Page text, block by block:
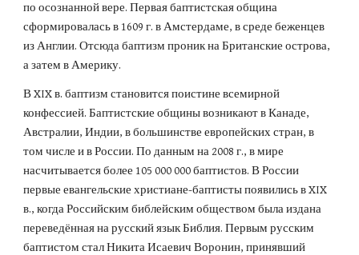
по осознанной вере. Первая баптистская община
сформировалась в 1609 г. в Амстердаме, в среде беженцев
из Англии. Отсюда баптизм проник на Британские острова,
а затем в Америку.
В XIX в. баптизм становится поистине всемирной
конфессией. Баптистские общины возникают в Канаде,
Австралии, Индии, в большинстве европейских стран, в
том числе и в России. По данным на 2008 г., в мире
насчитывается более 105 000 000 баптистов. В России
первые евангельские христиане-баптисты появились в XIX
в., когда Российским библейским обществом была издана
переведённая на русский язык Библия. Первым русским
баптистом стал Никита Исаевич Воронин, принявший